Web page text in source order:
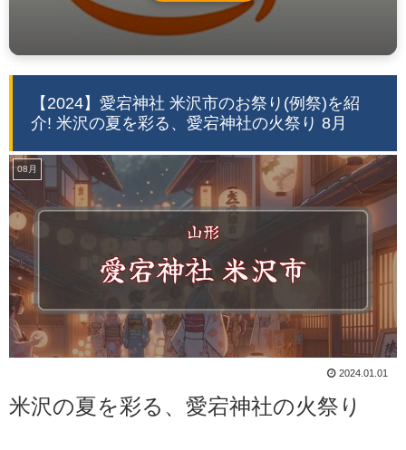
【2024】愛宕神社 米沢市のお祭り(例祭)を紹
介! 米沢の夏を彩る、愛宕神社の火祭り 8月
08月
2024.01.01
米沢の夏を彩る、愛宕神社の火祭り